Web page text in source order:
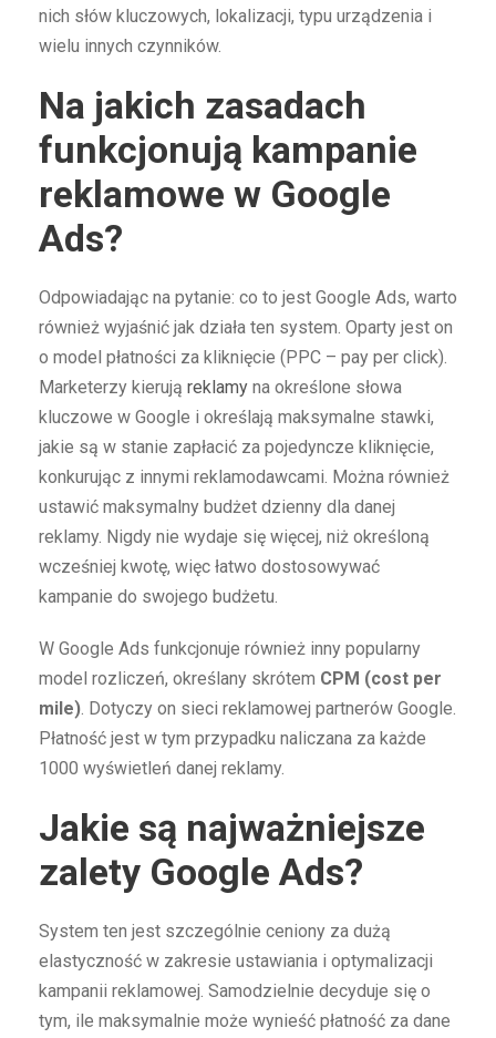
nich słów kluczowych, lokalizacji, typu urządzenia i
wielu innych czynników.
Na jakich zasadach
funkcjonują kampanie
reklamowe w Google
Ads?
Odpowiadając na pytanie: co to jest Google Ads, warto
również wyjaśnić jak działa ten system. Oparty jest on
o model płatności za kliknięcie (PPC – pay per click).
Marketerzy kierują reklamy na określone słowa
kluczowe w Google i określają maksymalne stawki,
jakie są w stanie zapłacić za pojedyncze kliknięcie,
konkurując z innymi reklamodawcami. Można również
ustawić maksymalny budżet dzienny dla danej
reklamy. Nigdy nie wydaje się więcej, niż określoną
wcześniej kwotę, więc łatwo dostosowywać
kampanie do swojego budżetu.
W Google Ads funkcjonuje również inny popularny
model rozliczeń, określany skrótem CPM (cost per
mile) . Dotyczy on sieci reklamowej partnerów Google.
Płatność jest w tym przypadku naliczana za każde
1000 wyświetleń danej reklamy.
Jakie są najważniejsze
zalety Google Ads?
System ten jest szczególnie ceniony za dużą
elastyczność w zakresie ustawiania i optymalizacji
kampanii reklamowej. Samodzielnie decyduje się o
tym, ile maksymalnie może wynieść płatność za dane